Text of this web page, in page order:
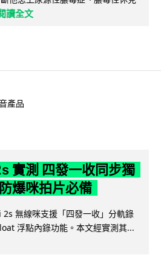
讀全文
產品
實測 四發一收同步獨
爆咪拍片必備
無線咪支援「四發一收」分軌錄
浮點內錄功能。本文經實測其...